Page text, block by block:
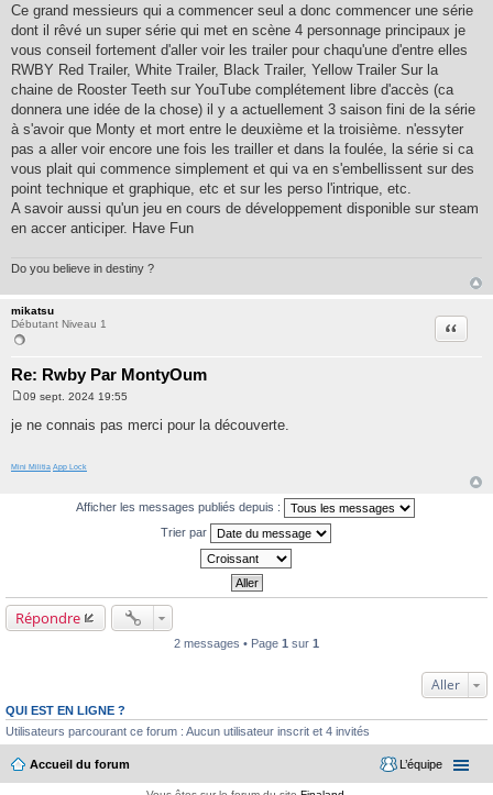
Ce grand messieurs qui a commencer seul a donc commencer une série
dont il rêvé un super série qui met en scène 4 personnage principaux je
vous conseil fortement d'aller voir les trailer pour chaqu'une d'entre elles
RWBY Red Trailer, White Trailer, Black Trailer, Yellow Trailer Sur la
chaine de Rooster Teeth sur YouTube complétement libre d'accès (ca
donnera une idée de la chose) il y a actuellement 3 saison fini de la série
à s'avoir que Monty et mort entre le deuxième et la troisième. n'essyter
pas a aller voir encore une fois les trailler et dans la foulée, la série si ca
vous plait qui commence simplement et qui va en s'embellissent sur des
point technique et graphique, etc et sur les perso l'intrique, etc.
A savoir aussi qu'un jeu en cours de développement disponible sur steam
en accer anticiper. Have Fun
Do you believe in destiny ?
mikatsu
Débutant Niveau 1
Re: Rwby Par MontyOum
Citation
s
g
09 sept. 2024 19:55
je ne connais pas merci pour la découverte.
Mini Militia App Lock
Afficher les messages publiés depuis :
Trier par
Répondre
2 messages • Page 1 sur 1
Aller
QUI EST EN LIGNE ?
Utilisateurs parcourant ce forum : Aucun utilisateur inscrit et 4 invités
Accueil du forum L’équipe